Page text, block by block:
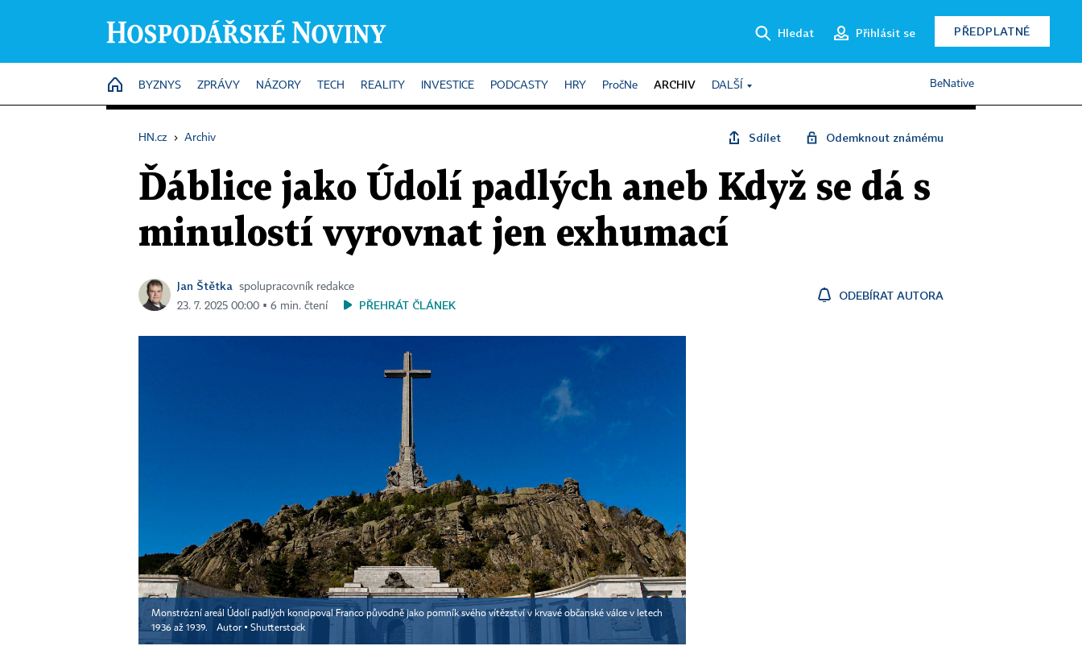
Hledat Přihlásit se PŘEDPLATNÉ
HOME
BYZNYS ZPRÁVY NÁZORY TECH REALITY INVESTICE PODCASTY HRY PročNe ARCHIV DALŠÍ BeNative
HN.cz › Archiv Sdílet Odemknout známému
Ďáblice jako Údolí padlých aneb Když se dá s
minulostí vyrovnat jen exhumací
Jan Štětka
spolupracovník redakce
23. 7. 2025 00:00 ▪ 6 min. čtení
PŘEHRÁT ČLÁNEK
ODEBÍRAT AUTORA
Monstrózní areál Údolí padlých koncipoval Franco původně jako pomník svého vítězství v krvavé občanské válce v letech
1936 až 1939.
Autor ▪ Shutterstock